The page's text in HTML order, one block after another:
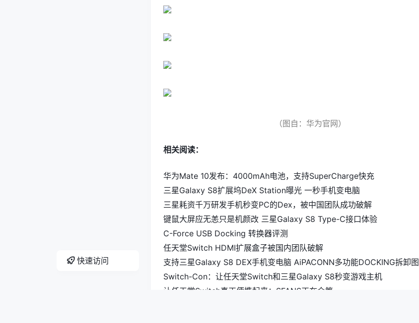
快速访问
（图自：华为官网）
相关阅读：
华为Mate 10发布：4000mAh电池，支持SuperCharge快充
三星Galaxy S8扩展坞DeX Station曝光 一秒手机变电脑
三星耗资千万研发手机秒变PC的Dex，被中国团队成功破解
键鼠大屏应无恙只是机颜改 三星Galaxy S8 Type-C接口体验
C-Force USB Docking 转换器评测
任天堂Switch HDMI扩展盒子被国内团队破解
支持三星Galaxy S8 DEX手机变电脑 AiPACONN多功能DOCKING拆卸图
Switch-Con：让任天堂Switch和三星Galaxy S8秒变游戏主机
让任天堂Switch真正便携起来：SFANS正在众筹